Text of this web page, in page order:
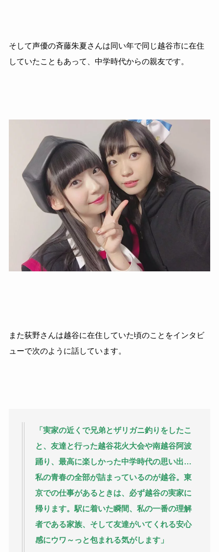
そして声優の斉藤朱夏さんは同い年で同じ越谷市に在住
していたこともあって、中学時代からの親友です。
また荻野さんは越谷に在住していた頃のことをインタビ
ューで次のように話しています。
「実家の近くで兄弟とザリガニ釣りをしたこ
と、友達と行った越谷花火大会や南越谷阿波
踊り、最高に楽しかった中学時代の思い出…
私の青春の全部が詰まっているのが越谷。東
京での仕事があるときは、必ず越谷の実家に
帰ります。駅に着いた瞬間、私の一番の理解
者である家族、そして友達がいてくれる安心
感にウワ～っと包まれる気がします」